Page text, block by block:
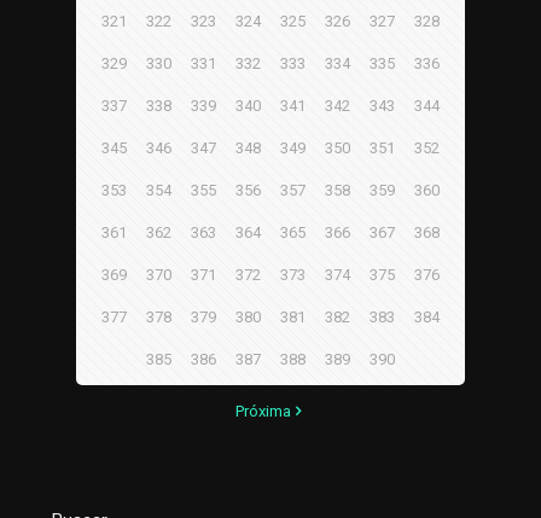
321 322 323 324 325 326 327 328
329 330 331 332 333 334 335 336
337 338 339 340 341 342 343 344
345 346 347 348 349 350 351 352
353 354 355 356 357 358 359 360
361 362 363 364 365 366 367 368
369 370 371 372 373 374 375 376
377 378 379 380 381 382 383 384
385 386 387 388 389 390
Próxima